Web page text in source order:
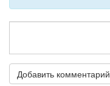
Добавить комментарий